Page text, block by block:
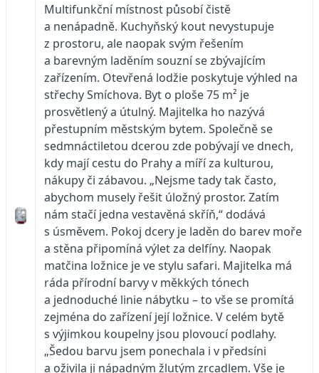
Multifunkční místnost působí čistě
a nenápadně. Kuchyňský kout nevystupuje
z prostoru, ale naopak svým řešením
a barevným laděním souzní se zbývajícím
zařízením. Otevřená lodžie poskytuje výhled na
střechy Smíchova. Byt o ploše 75 m² je
prosvětlený a útulný. Majitelka ho nazývá
přestupním městským bytem. Společně se
sedmnáctiletou dcerou zde pobývají ve dnech,
kdy mají cestu do Prahy a míří za kulturou,
nákupy či zábavou. „Nejsme tady tak často,
abychom musely řešit úložný prostor. Zatím
nám stačí jedna vestavěná skříň,“ dodává
s úsměvem. Pokoj dcery je laděn do barev moře
a stěna připomíná výlet za delfíny. Naopak
matčina ložnice je ve stylu safari. Majitelka má
ráda přírodní barvy v měkkých tónech
a jednoduché linie nábytku – to vše se promítá
zejména do zařízení její ložnice. V celém bytě
s výjimkou koupelny jsou plovoucí podlahy.
„Šedou barvu jsem ponechala i v předsíni
a oživila ji nápadným žlutým zrcadlem. Vše je